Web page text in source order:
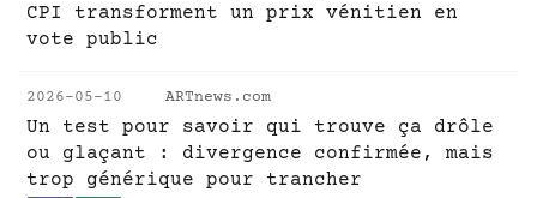
CPI transforment un prix vénitien en
vote public
2026-05-10 ARTnews.com
Un test pour savoir qui trouve ça drôle
ou glaçant : divergence confirmée, mais
trop générique pour trancher